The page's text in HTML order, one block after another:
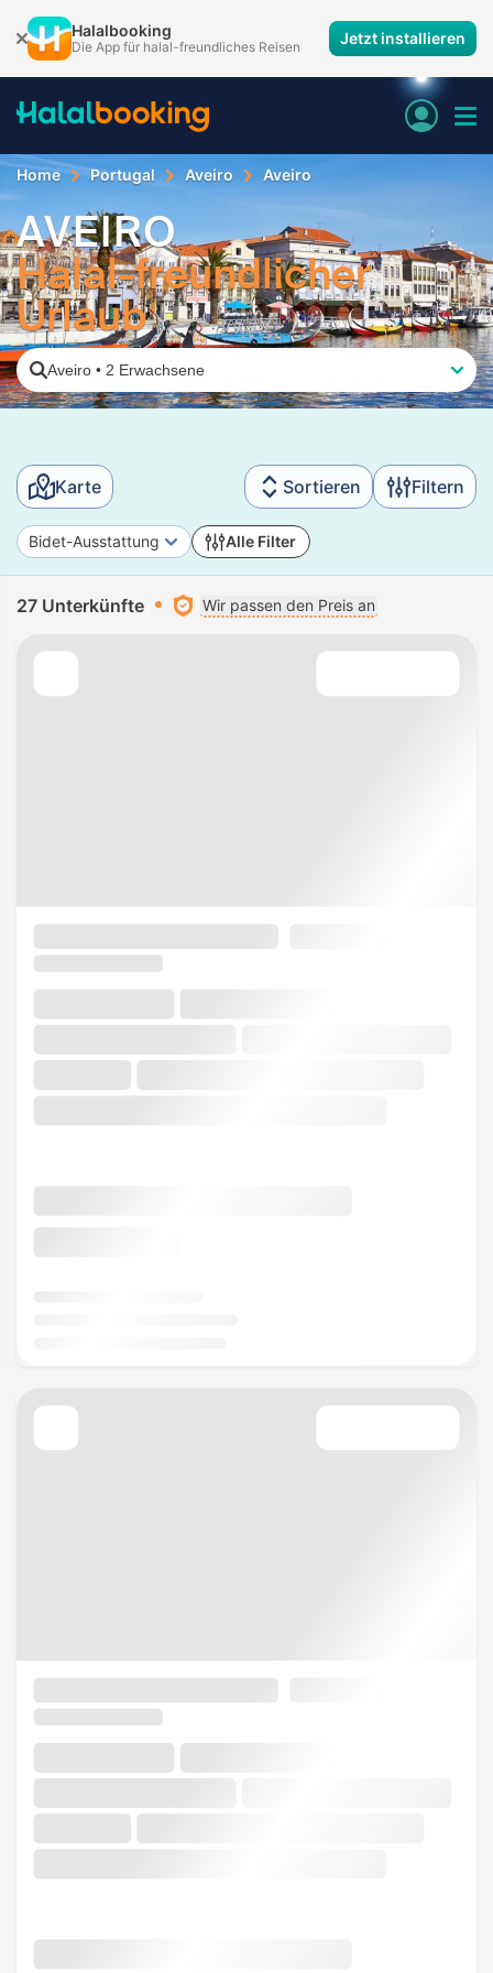
Halalbooking
Die App für halal-freundliches Reisen Jetzt installieren
Home Portugal Aveiro Aveiro
AVEIRO
Halal-freundlicher
Urlaub
Aveiro • 2 Erwachsene
Karte Sortieren Filtern
Bidet-Ausstattung Alle Filter
27 Unterkünfte Wir passen den Preis an